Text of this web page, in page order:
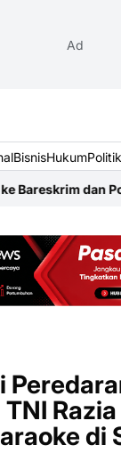
Ad
BisnisHukumPolitik
Polda Metro
di